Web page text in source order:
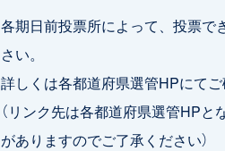
各期日前投票所によって、投票で
さい。
詳しくは各都道府県選管HPにてご
（リンク先は各都道府県選管HP
がありますのでご了承ください）